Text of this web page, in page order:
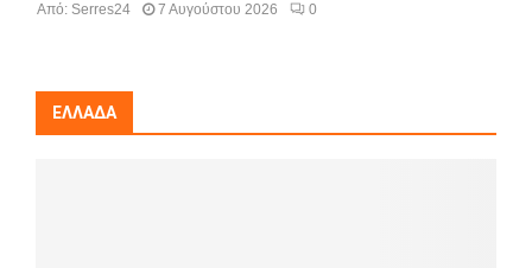
Από: Serres24 7 Αυγούστου 2026 0
ΕΛΛΆΔΑ